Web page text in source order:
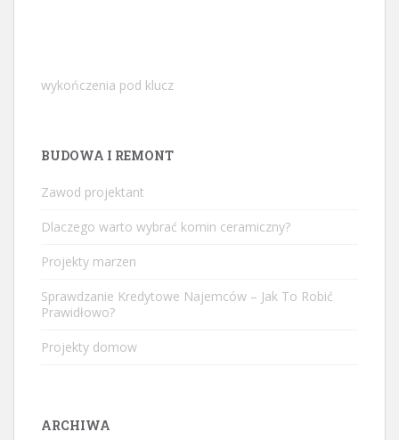
wykończenia pod klucz
BUDOWA I REMONT
Zawod projektant
Dlaczego warto wybrać komin ceramiczny?
Projekty marzen
Sprawdzanie Kredytowe Najemców – Jak To Robić
Prawidłowo?
Projekty domow
ARCHIWA